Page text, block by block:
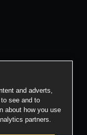
and adverts,
see and to
about how you use
partners.